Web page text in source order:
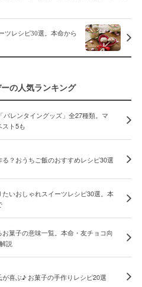
ツレシピ30選。本命から
の人気ランキング
バレンタイングッズ」全27種類。マ
スト5も
？おうちご飯のおすすめレシピ30選
いおしゃれスイーツレシピ30選。本
菓子の意味一覧。本命・友チョコ向
説
喜ぶ♪ お菓子の手作りレシピ20選